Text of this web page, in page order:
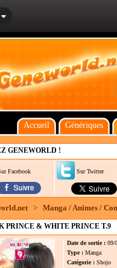
Accueil Génériques
GENEWORLD !
Facebook Sur Twitter
> Manga / Animes /
PRINCE & WHITE PRINCE T.9
Date de sortie :09/
Type : Manga
Catégorie :Shojo